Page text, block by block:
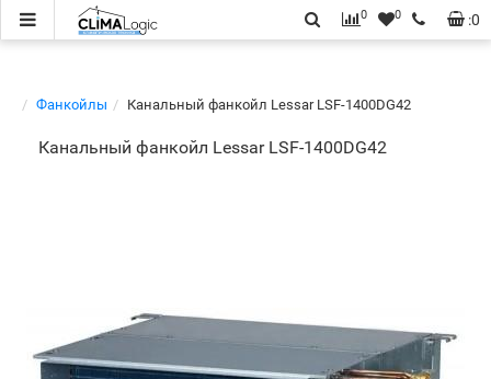
:0
0 0
Фанкойлы Канальный фанкойл Lessar LSF-1400DG42
Канальный фанкойл Lessar LSF-1400DG42